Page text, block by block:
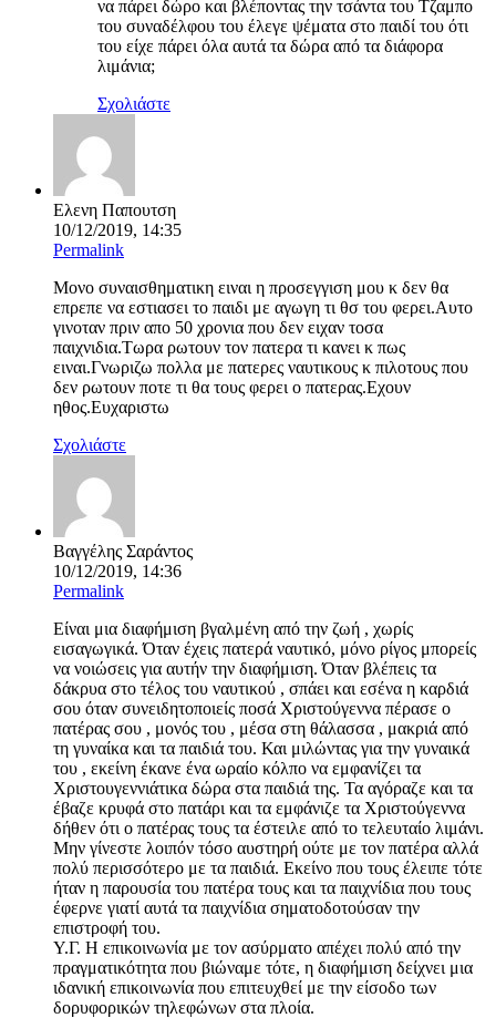
να πάρει δώρο και βλέποντας την τσάντα του Τζαμπο
του συναδέλφου του έλεγε ψέματα στο παιδί του ότι
του είχε πάρει όλα αυτά τα δώρα από τα διάφορα
λιμάνια;
Σχολιάστε
Ελενη Παπουτση
10/12/2019, 14:35
Permalink
Μονο συναισθηματικη ειναι η προσεγγιση μου κ δεν θα
επρεπε να εστιασει το παιδι με αγωγη τι θσ του φερει.Αυτο
γινοταν πριν απο 50 χρονια που δεν ειχαν τοσα
παιχνιδια.Τωρα ρωτουν τον πατερα τι κανει κ πως
ειναι.Γνωριζω πολλα με πατερες ναυτικους κ πιλοτους που
δεν ρωτουν ποτε τι θα τους φερει ο πατερας.Εχουν
ηθος.Ευχαριστω
Σχολιάστε
Βαγγέλης Σαράντος
10/12/2019, 14:36
Permalink
Είναι μια διαφήμιση βγαλμένη από την ζωή , χωρίς
εισαγωγικά. Όταν έχεις πατερά ναυτικό, μόνο ρίγος μπορείς
να νοιώσεις για αυτήν την διαφήμιση. Όταν βλέπεις τα
δάκρυα στο τέλος του ναυτικού , σπάει και εσένα η καρδιά
σου όταν συνειδητοποιείς ποσά Χριστούγεννα πέρασε ο
πατέρας σου , μονός του , μέσα στη θάλασσα , μακριά από
τη γυναίκα και τα παιδιά του. Και μιλώντας για την γυναικά
του , εκείνη έκανε ένα ωραίο κόλπο να εμφανίζει τα
Χριστουγεννιάτικα δώρα στα παιδιά της. Τα αγόραζε και τα
έβαζε κρυφά στο πατάρι και τα εμφάνιζε τα Χριστούγεννα
δήθεν ότι ο πατέρας τους τα έστειλε από το τελευταίο λιμάνι.
Μην γίνεστε λοιπόν τόσο αυστηρή ούτε με τον πατέρα αλλά
πολύ περισσότερο με τα παιδιά. Εκείνο που τους έλειπε τότε
ήταν η παρουσία του πατέρα τους και τα παιχνίδια που τους
έφερνε γιατί αυτά τα παιχνίδια σηματοδοτούσαν την
επιστροφή του.
Υ.Γ. Η επικοινωνία με τον ασύρματο απέχει πολύ από την
πραγματικότητα που βιώναμε τότε, η διαφήμιση δείχνει μια
ιδανική επικοινωνία που επιτευχθεί με την είσοδο των
δορυφορικών τηλεφώνων στα πλοία.